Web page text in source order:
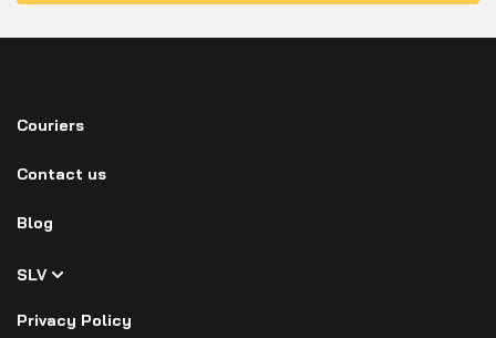
Couriers
Contact us
Blog
SLV
Privacy Policy